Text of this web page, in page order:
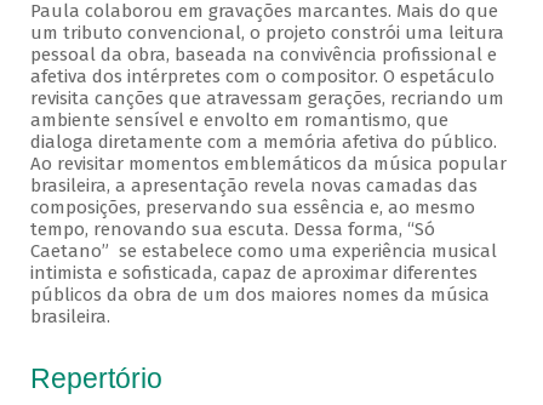
Paula colaborou em gravações marcantes. Mais do que
um tributo convencional, o projeto constrói uma leitura
pessoal da obra, baseada na convivência profissional e
afetiva dos intérpretes com o compositor. O espetáculo
revisita canções que atravessam gerações, recriando um
ambiente sensível e envolto em romantismo, que
dialoga diretamente com a memória afetiva do público.
Ao revisitar momentos emblemáticos da música popular
brasileira, a apresentação revela novas camadas das
composições, preservando sua essência e, ao mesmo
tempo, renovando sua escuta. Dessa forma, “Só
Caetano” se estabelece como uma experiência musical
intimista e sofisticada, capaz de aproximar diferentes
públicos da obra de um dos maiores nomes da música
brasileira.
Repertório